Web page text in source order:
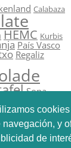
navegación, y
de
Calabaza
HEMC Kurbis
País Vasco
Regaliz
Sopa
Zitrone